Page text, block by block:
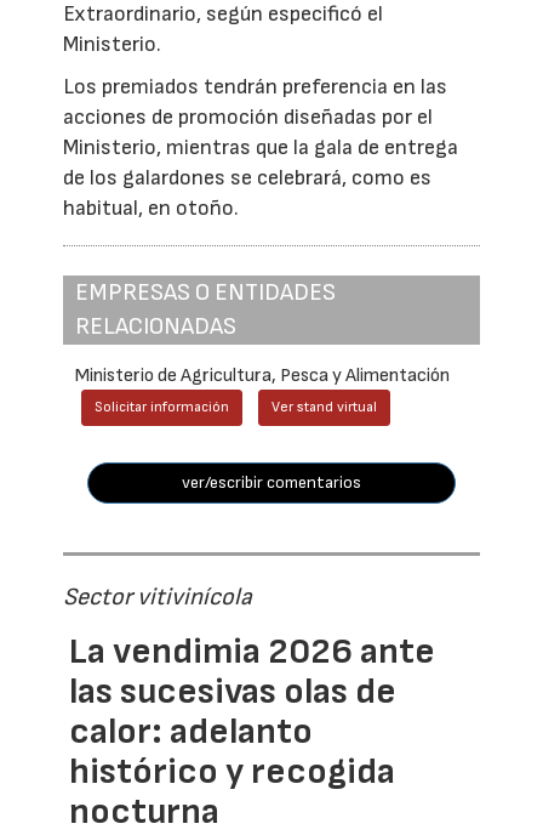
Extraordinario, según especificó el
Ministerio.
Los premiados tendrán preferencia en las
acciones de promoción diseñadas por el
Ministerio, mientras que la gala de entrega
de los galardones se celebrará, como es
habitual, en otoño.
EMPRESAS O ENTIDADES
RELACIONADAS
Ministerio de Agricultura, Pesca y Alimentación
Solicitar información Ver stand virtual
ver/escribir comentarios
Sector vitivinícola
La vendimia 2026 ante
las sucesivas olas de
calor: adelanto
histórico y recogida
nocturna